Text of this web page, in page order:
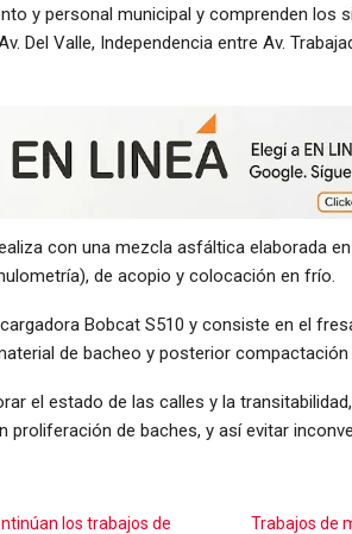
y personal municipal y comprenden los
Del Valle, Independencia entre Av.
con una mezcla asfáltica elaborada
de acopio y colocación en frío.
Bobcat S510 y consiste en el
de bacheo y posterior
el estado de las calles y la
proliferación de baches, y así evitar
los trabajos de
Trabajos de